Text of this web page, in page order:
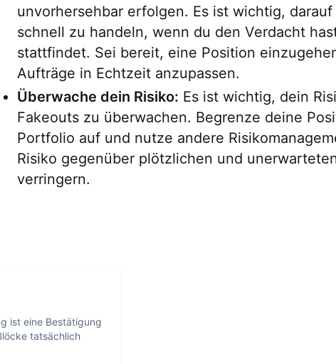
unvorhersehbar erfolgen. Es ist wichtig,
schnell zu handeln, wenn du den Verdacht
stattfindet. Sei bereit, eine Position
Aufträge in Echtzeit anzupassen.
Überwache dein Risiko: Es ist wichtig, dein
Fakeouts zu überwachen. Begrenze deine
Portfolio auf und nutze andere
Risiko gegenüber plötzlichen und
verringern.
ist eine Bestätigung
tatsächlich